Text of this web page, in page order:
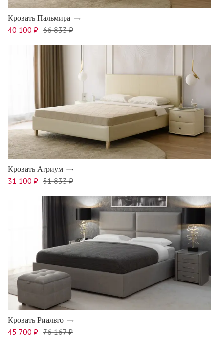
Кровать Пальмира
40 100 ₽ 66 833 ₽
Кровать Атриум
31 100 ₽ 51 833 ₽
Кровать Риальто
45 700 ₽ 76 167 ₽